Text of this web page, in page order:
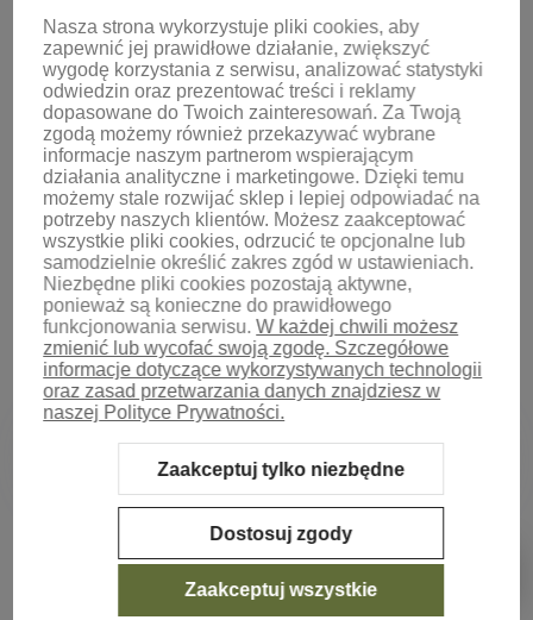
KONTO
Sklep internetowy Shoper.pl Szablon Shoper Modern 3.0™
Nasza strona wykorzystuje pliki cookies, aby
zapewnić jej prawidłowe działanie, zwiększyć
wygodę korzystania z serwisu, analizować statystyki
odwiedzin oraz prezentować treści i reklamy
dopasowane do Twoich zainteresowań. Za Twoją
zgodą możemy również przekazywać wybrane
informacje naszym partnerom wspierającym
działania analityczne i marketingowe. Dzięki temu
możemy stale rozwijać sklep i lepiej odpowiadać na
potrzeby naszych klientów. Możesz zaakceptować
wszystkie pliki cookies, odrzucić te opcjonalne lub
samodzielnie określić zakres zgód w ustawieniach.
Niezbędne pliki cookies pozostają aktywne,
ponieważ są konieczne do prawidłowego
funkcjonowania serwisu. W każdej chwili możesz
zmienić lub wycofać swoją zgodę. Szczegółowe
informacje dotyczące wykorzystywanych technologii
oraz zasad przetwarzania danych znajdziesz w
naszej Polityce Prywatności.
Zaakceptuj tylko niezbędne
Dostosuj zgody
Zaakceptuj wszystkie